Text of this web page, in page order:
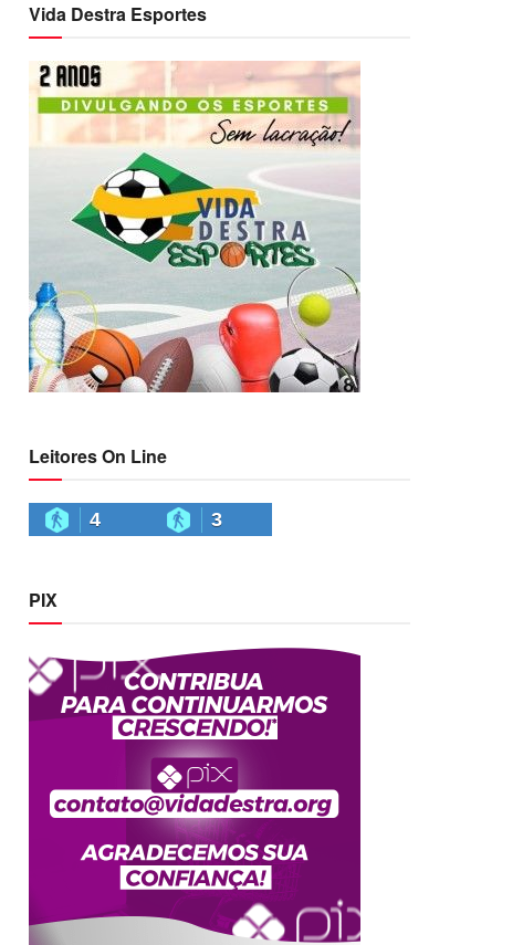
Vida Destra Esportes
Leitores On Line
4 3
PIX